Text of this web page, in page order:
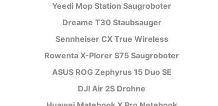
Yeedi Mop Station Saugroboter
Dreame T30 Staubsauger
Sennheiser CX True Wireless
Rowenta X-Plorer S75 Saugroboter
ASUS ROG Zephyrus 15 Duo SE
DJI Air 2S Drohne